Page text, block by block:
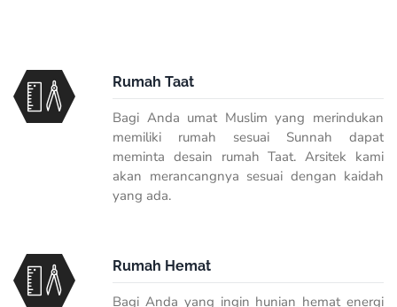
Rumah Taat
Bagi Anda umat Muslim yang merindukan
memiliki rumah sesuai Sunnah dapat
meminta desain rumah Taat. Arsitek kami
akan merancangnya sesuai dengan kaidah
yang ada.
Rumah Hemat
Bagi Anda yang ingin hunian hemat energi